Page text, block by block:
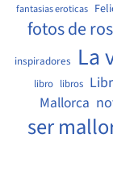
fantasias eroticas
fotos de
inspiradores La
libro libros
Mallorca
ser